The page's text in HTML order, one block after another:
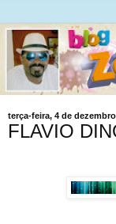
terça-feira, 4 de
FLAVIO